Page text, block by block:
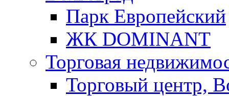
Парк Европейский
ЖК DOMINANT
Торговая
Торговый центр,